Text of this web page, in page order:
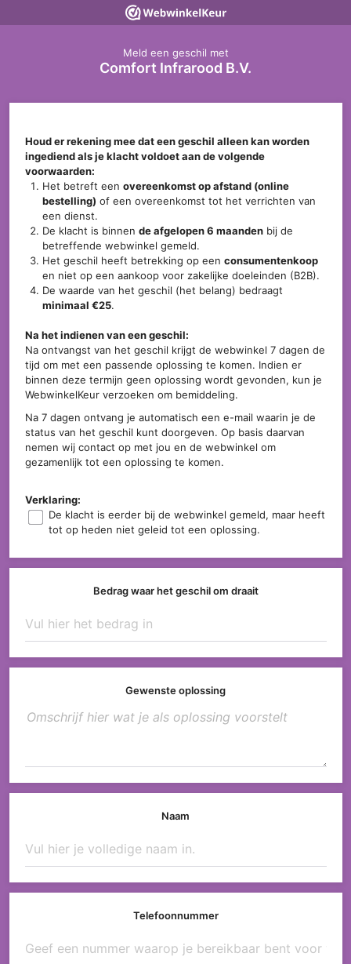
Meld een geschil met
Comfort Infrarood B.V.
Houd er rekening mee dat een geschil alleen kan worden
ingediend als je klacht voldoet aan de volgende
voorwaarden:
Het betreft eenovereenkomst op afstand (online
bestelling) of een overeenkomst tot het verrichten van
een dienst.
De klacht is binnende afgelopen 6 maanden bij de
betreffende webwinkel gemeld.
Het geschil heeft betrekking op eenconsumentenkoop
en niet op een aankoop voor zakelijke doeleinden (B2B).
De waarde van het geschil (het belang) bedraagt
minimaal €25.
Na het indienen van een geschil:
Na ontvangst van het geschil krijgt de webwinkel 7 dagen de
tijd om met een passende oplossing te komen. Indien er
binnen deze termijn geen oplossing wordt gevonden, kun je
WebwinkelKeur verzoeken om bemiddeling.
Na 7 dagen ontvang je automatisch een e-mail waarin je de
status van het geschil kunt doorgeven. Op basis daarvan
nemen wij contact op met jou en de webwinkel om
gezamenlijk tot een oplossing te komen.
Verklaring:
De klacht is eerder bij de webwinkel gemeld, maar heeft
tot op heden niet geleid tot een oplossing.
Bedrag waar het geschil om draait
Gewenste oplossing
Naam
Telefoonnummer